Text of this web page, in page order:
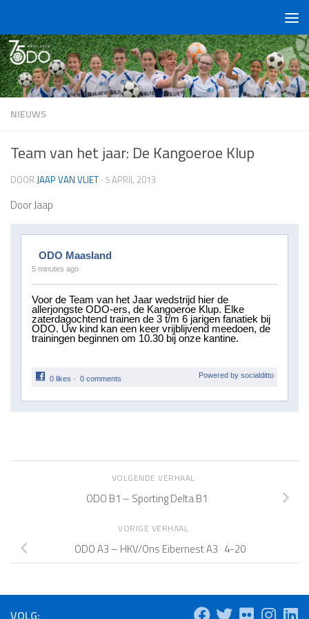
NIEUWS
Team van het jaar: De Kangoeroe Klup
DOOR JAAP VAN VLIET · 5 APRIL 2013
Door Jaap
ODO Maasland
5 minutes ago
Voor de Team van het Jaar wedstrijd hier de
allerjongste ODO-ers, de Kangoeroe Klup. Elke
zaterdagochtend trainen de 3 t/m 6 jarigen fanatiek bij
ODO. Uw kind kan een keer vrijblijvend meedoen, de
trainingen beginnen om 10.30 bij onze kantine.
Powered by socialditto
0 likes · 0 comments
VOLGENDE VERHAAL
ODO B1 – Sporting Delta B1
VORIGE VERHAAL
ODO A3 – HKV/Ons Eibernest A3 4-20
VOLG: